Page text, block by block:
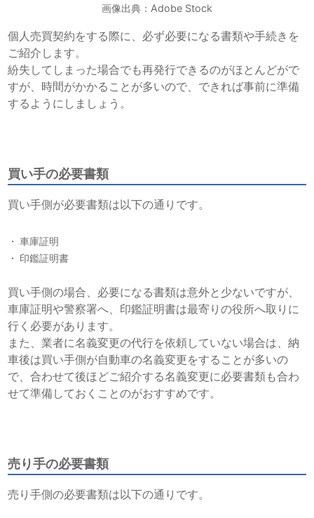
画像出典：Adobe Stock
個人売買契約をする際に、必ず必要になる書類や手続きを
ご紹介します。
紛失してしまった場合でも再発行できるのがほとんどがで
すが、時間がかかることが多いので、できれば事前に準備
するようにしましょう。
買い手の必要書類
買い手側が必要書類は以下の通りです。
車庫証明
印鑑証明書
買い手側の場合、必要になる書類は意外と少ないですが、
車庫証明や警察署へ、印鑑証明書は最寄りの役所へ取りに
行く必要があります。
また、業者に名義変更の代行を依頼していない場合は、納
車後は買い手側が自動車の名義変更をすることが多いの
で、合わせて後ほどご紹介する名義変更に必要書類も合わ
せて準備しておくことのがおすすめです。
売り手の必要書類
売り手側の必要書類は以下の通りです。